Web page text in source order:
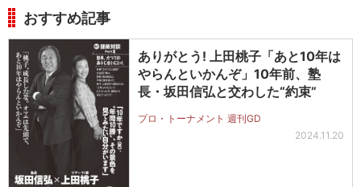
おすすめ記事
ありがとう! 上田桃子「あと10年は
やらんといかんぞ」10年前、塾
長・坂田信弘と交わした“約束”
プロ・トーナメント 週刊GD
2024.11.20